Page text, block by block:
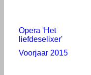
Opera 'Het
liefdeselixer'
Voorjaar 2015